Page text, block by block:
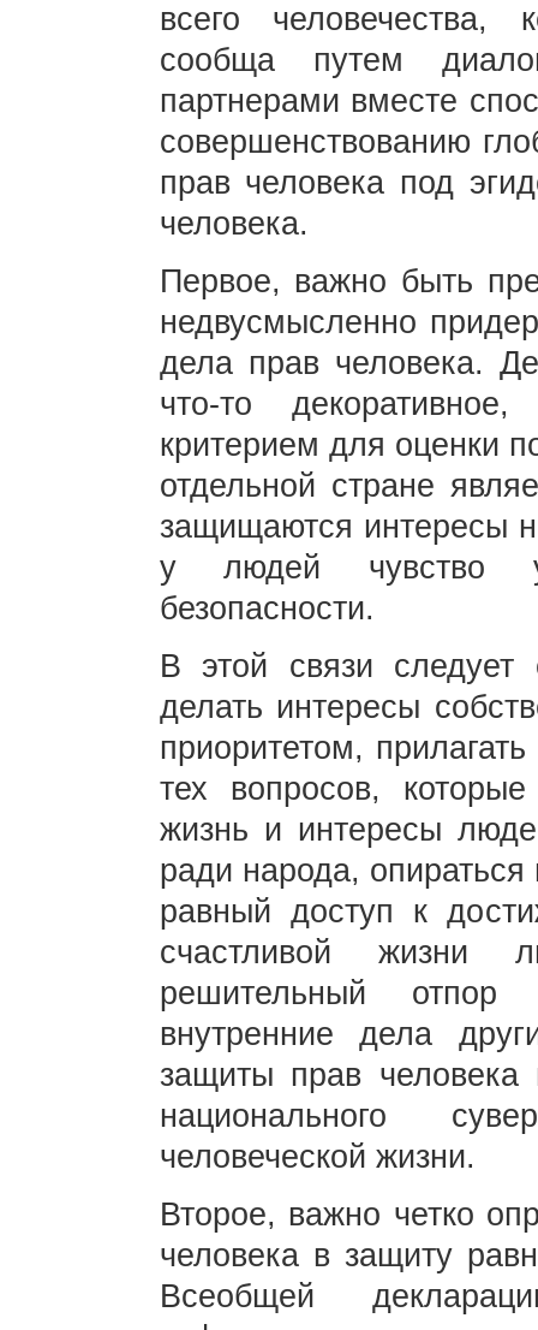
всего человечества,
сообща путем
партнерами вместе
совершенствованию
прав человека под
человека.
Первое, важно быть
недвусмысленно
дела прав человека.
что-то
критерием для оценки
отдельной стране
защищаются интересы
у людей чувство
безопасности.
В этой связи следует
делать интересы
приоритетом,
тех вопросов, которые
жизнь и интересы
ради народа,
равный доступ к
счастливой жизни
решительный
внутренние дела
защиты прав человека
национального
человеческой жизни.
Второе, важно четко
человека в защиту
Всеобщей